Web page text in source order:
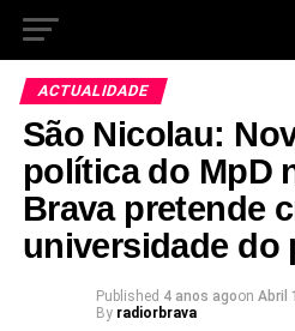
ACTUALIDADE
São Nicolau:
política do MpD
Brava pretende
universidade do
Published 4 anos agoon Abril
By radiorbrava